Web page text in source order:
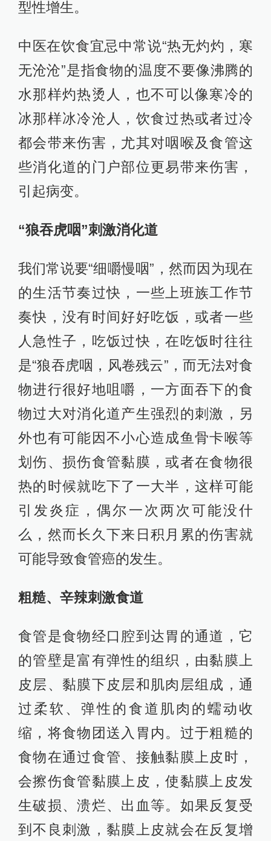
型性增生。
中医在饮食宜忌中常说“热无灼灼，寒
无沧沧”是指食物的温度不要像沸腾的
水那样灼热烫人，也不可以像寒冷的
冰那样冰冷沧人，饮食过热或者过冷
都会带来伤害，尤其对咽喉及食管这
些消化道的门户部位更易带来伤害，
引起病变。
“狼吞虎咽”刺激消化道
我们常说要“细嚼慢咽”，然而因为现在
的生活节奏过快，一些上班族工作节
奏快，没有时间好好吃饭，或者一些
人急性子，吃饭过快，在吃饭时往往
是“狼吞虎咽，风卷残云”，而无法对食
物进行很好地咀嚼，一方面吞下的食
物过大对消化道产生强烈的刺激，另
外也有可能因不小心造成鱼骨卡喉等
划伤、损伤食管黏膜，或者在食物很
热的时候就吃下了一大半，这样可能
引发炎症，偶尔一次两次可能没什
么，然而长久下来日积月累的伤害就
可能导致食管癌的发生。
粗糙、辛辣刺激食道
食管是食物经口腔到达胃的通道，它
的管壁是富有弹性的组织，由黏膜上
皮层、黏膜下皮层和肌肉层组成，通
过柔软、弹性的食道肌肉的蠕动收
缩，将食物团送入胃内。过于粗糙的
食物在通过食管、接触黏膜上皮时，
会擦伤食管黏膜上皮，使黏膜上皮发
生破损、溃烂、出血等。如果反复受
到不良刺激，黏膜上皮就会在反复增